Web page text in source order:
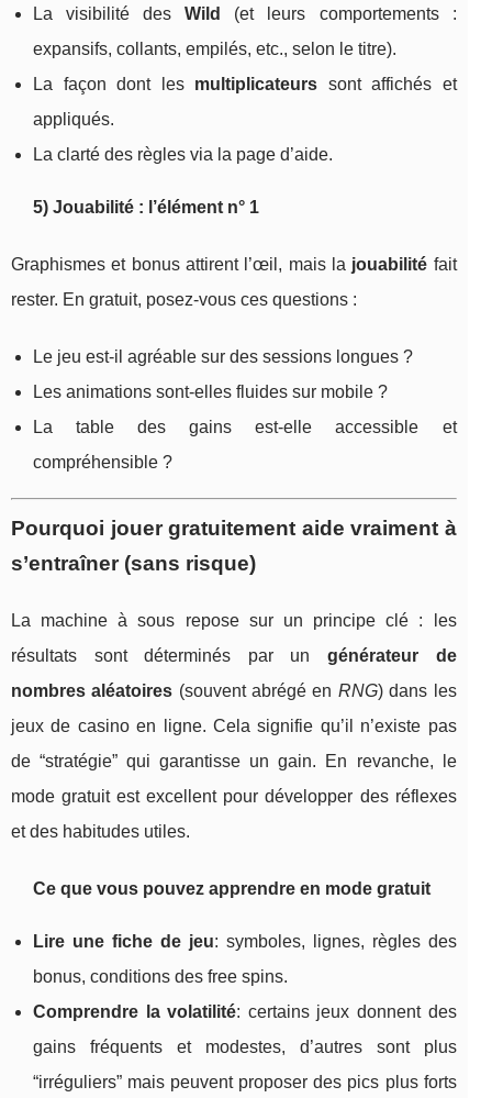
La visibilité desWild
(et leurs comportements :
expansifs, collants, empilés, etc., selon le titre).
La façon dont les multiplicateurs sont affichés et
appliqués.
La clarté des règles via la page d’aide.
5) Jouabilité : l’élément n° 1
Graphismes et bonus attirent l’œil, mais la jouabilité fait
rester. En gratuit, posez-vous ces questions :
Le jeu est-il agréable sur des sessions longues ?
Les animations sont-elles fluides sur mobile ?
La table des gains est-elle accessible et
compréhensible ?
Pourquoi jouer gratuitement aide vraiment à
s’entraîner (sans risque)
La machine à sous repose sur un principe clé : les
résultats sont déterminés par un générateur de
nombres aléatoires (souvent abrégé en RNG) dans les
jeux de casino en ligne. Cela signifie qu’il n’existe pas
de “stratégie” qui garantisse un gain. En revanche, le
mode gratuit est excellent pour développer des réflexes
et des habitudes utiles.
Ce que vous pouvez apprendre en mode gratuit
Lire une fiche de jeu: symboles, lignes, règles des
bonus, conditions des free spins.
Comprendre la volatilité: certains jeux donnent des
gains fréquents et modestes, d’autres sont plus
“irréguliers” mais peuvent proposer des pics plus forts